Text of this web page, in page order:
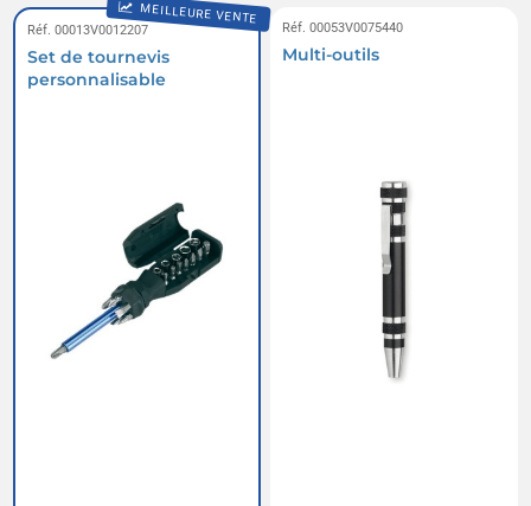
MEILLEURE VENTE
Réf. 00013V0012207
Set de tournevis
personnalisable
Réf. 00053V0075440
Multi-outils